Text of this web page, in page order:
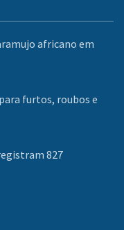
africano em
furtos, roubos e
827